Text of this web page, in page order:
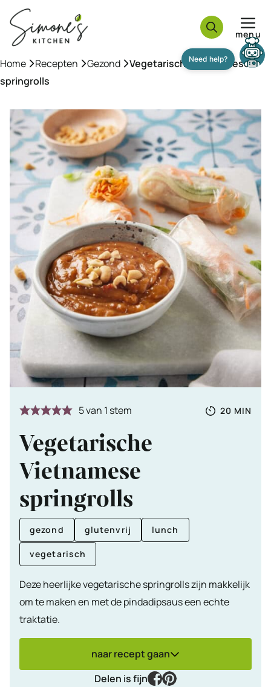
naar
inhoud
menu
Home »Recepten »Gezond »Vegetarische Vietnamese
springrolls
5van 1 stem
Totale
20 MIN
Vegetarische
Vietnamese
springrolls
gezond glutenvrij lunch
vegetarisch
Deze heerlijke vegetarische springrolls zijn makkelijk
om te maken en met de pindadipsaus een echte
traktatie.
naar recept gaan
Delen is fijn
facebook
pinterest